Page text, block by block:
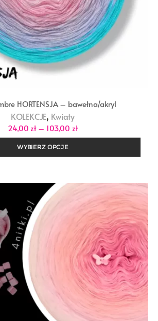
HORTENSJA – bawełna/akryl
KOLEKCJE, Kwiaty
24,00 zł – 103,00 złZakres
cen:
do
WYBIERZ OPCJE